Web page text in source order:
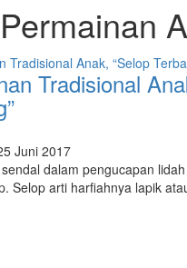
Permainan
Tradisional
Juni 2017
dalam pengucapan
Selop arti harfiahnya lapik